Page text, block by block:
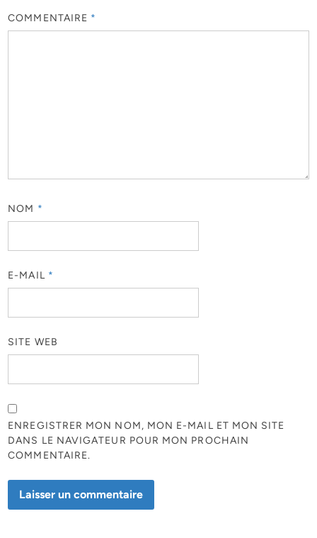
COMMENTAIRE *
NOM *
E-MAIL *
SITE WEB
ENREGISTRER MON NOM, MON E-MAIL ET MON SITE
DANS LE NAVIGATEUR POUR MON PROCHAIN
COMMENTAIRE.